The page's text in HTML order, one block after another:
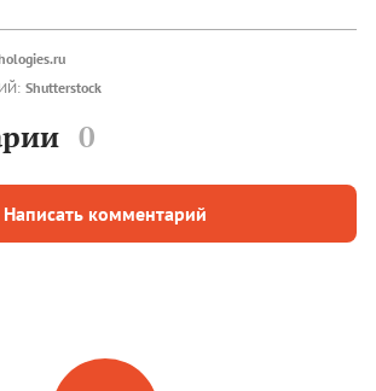
Shutterstock
0
Написать комментарий